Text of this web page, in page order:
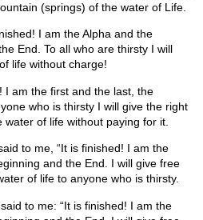
(springs) of the water of Life.
I am the Alpha and the
End. To all who are thirsty I will
life without charge!
I am the first and the last, the
who is thirsty I will give the right
of life without paying for it.
to me, “It is finished! I am the
and the End. I will give free
of life to anyone who is thirsty.
to me: “It is finished! I am the